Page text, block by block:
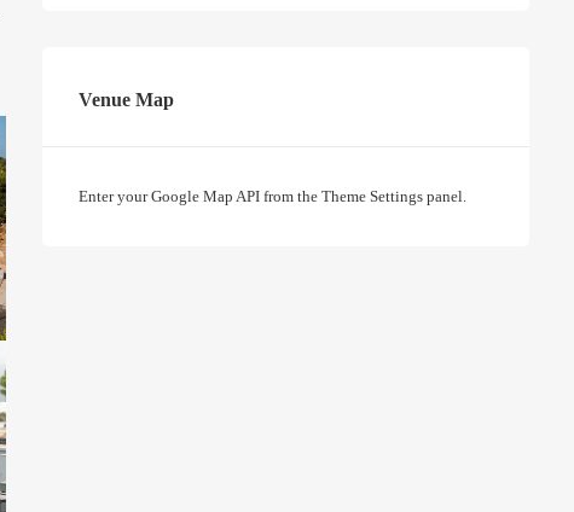
Venue Map
Enter your Google Map API from the Theme Settings panel.